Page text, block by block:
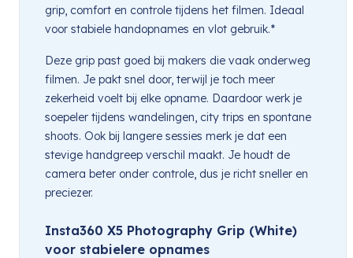
grip, comfort en controle tijdens het filmen. Ideaal
voor stabiele handopnames en vlot gebruik.*
Deze grip past goed bij makers die vaak onderweg
filmen. Je pakt snel door, terwijl je toch meer
zekerheid voelt bij elke opname. Daardoor werk je
soepeler tijdens wandelingen, city trips en spontane
shoots. Ook bij langere sessies merk je dat een
stevige handgreep verschil maakt. Je houdt de
camera beter onder controle, dus je richt sneller en
preciezer.
Insta360 X5 Photography Grip (White)
voor stabielere opnames